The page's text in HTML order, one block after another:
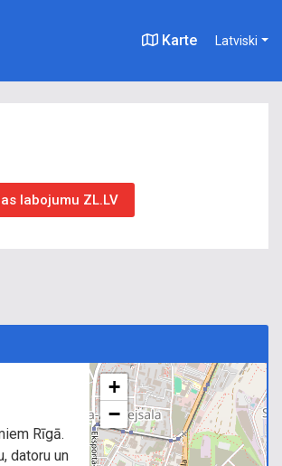
Karte Latviski
labojumu ZL.LV
Rīgā.
datoru un
+
−